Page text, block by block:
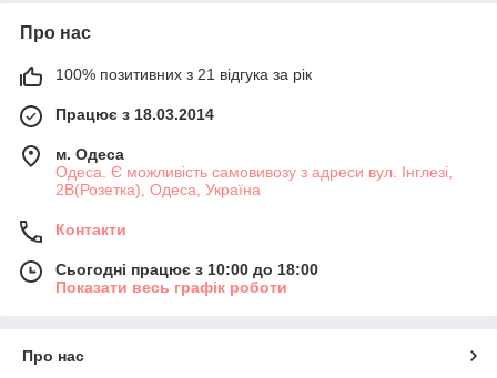
Про нас
100% позитивних з 21 відгука за рік
Працює з 18.03.2014
м. Одеса
Одеса. Є можливість самовивозу з адреси вул. Інглезі,
2В(Розетка), Одеса, Україна
Контакти
Сьогодні працює з 10:00 до 18:00
Показати весь графік роботи
Про нас